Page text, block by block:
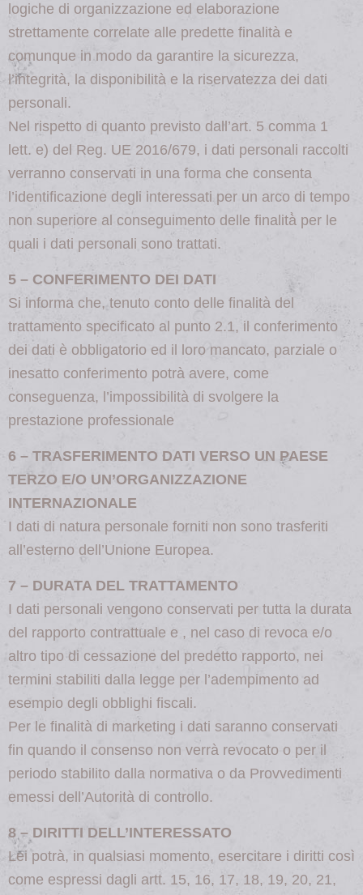
logiche di organizzazione ed elaborazione
strettamente correlate alle predette finalità e
comunque in modo da garantire la sicurezza,
l’integrità, la disponibilità e la riservatezza dei dati
personali.
Nel rispetto di quanto previsto dall’art. 5 comma 1
lett. e) del Reg. UE 2016/679, i dati personali raccolti
verranno conservati in una forma che consenta
l’identificazione degli interessati per un arco di tempo
non superiore al conseguimento delle finalità̀ per le
quali i dati personali sono trattati.
5 – CONFERIMENTO DEI DATI
Si informa che, tenuto conto delle finalità del
trattamento specificato al punto 2.1, il conferimento
dei dati è obbligatorio ed il loro mancato, parziale o
inesatto conferimento potrà avere, come
conseguenza, l’impossibilità di svolgere la
prestazione professionale
6 – TRASFERIMENTO DATI VERSO UN PAESE
TERZO E/O UN’ORGANIZZAZIONE
INTERNAZIONALE
I dati di natura personale forniti non sono trasferiti
all’esterno dell’Unione Europea.
7 – DURATA DEL TRATTAMENTO
I dati personali vengono conservati per tutta la durata
del rapporto contrattuale e , nel caso di revoca e/o
altro tipo di cessazione del predetto rapporto, nei
termini stabiliti dalla legge per l’adempimento ad
esempio degli obblighi fiscali.
Per le finalità di marketing i dati saranno conservati
fin quando il consenso non verrà revocato o per il
periodo stabilito dalla normativa o da Provvedimenti
emessi dell’Autorità di controllo.
8 – DIRITTI DELL’INTERESSATO
Lei potrà, in qualsiasi momento, esercitare i diritti così
come espressi dagli artt. 15, 16, 17, 18, 19, 20, 21,